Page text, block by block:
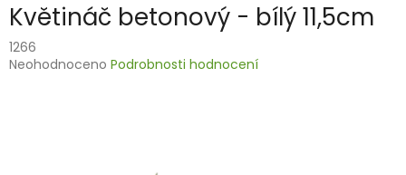
Květináč betonový - bílý 11,5cm
1266
Průměrné
Neohodnoceno Podrobnosti hodnocení